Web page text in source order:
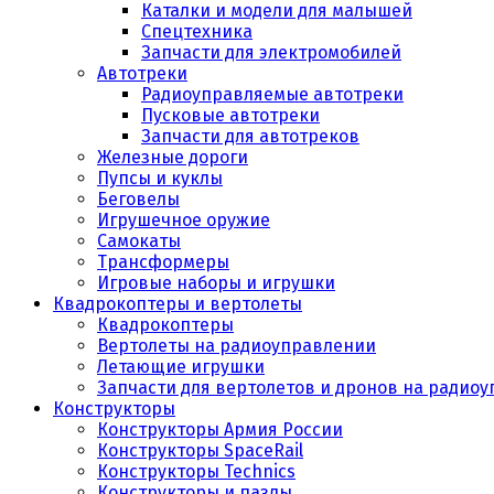
Каталки и модели для малышей
Спецтехника
Запчасти для электромобилей
Автотреки
Радиоуправляемые автотреки
Пусковые автотреки
Запчасти для автотреков
Железные дороги
Пупсы и куклы
Беговелы
Игрушечное оружие
Самокаты
Трансформеры
Игровые наборы и игрушки
Квадрокоптеры и вертолеты
Квадрокоптеры
Вертолеты на радиоуправлении
Летающие игрушки
Запчасти для вертолетов и дронов на
Конструкторы
Конструкторы Армия России
Конструкторы SpaceRail
Конструкторы Technics